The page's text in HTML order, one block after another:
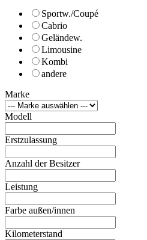
Sportw./Coupé
Cabrio
Geländew.
Limousine
Kombi
andere
Marke
Modell
Erstzulassung
Anzahl der Besitzer
Leistung
Farbe außen/innen
Kilometerstand